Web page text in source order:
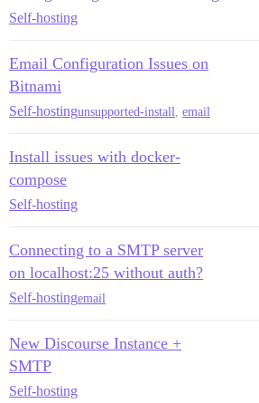
Self-hosting
Email Configuration Issues on
Bitnami
Self-hostingunsupported-install email
Install issues with docker-
compose
Self-hosting
Connecting to a SMTP server
on localhost:25 without auth?
Self-hostingemail
New Discourse Instance +
SMTP
Self-hosting